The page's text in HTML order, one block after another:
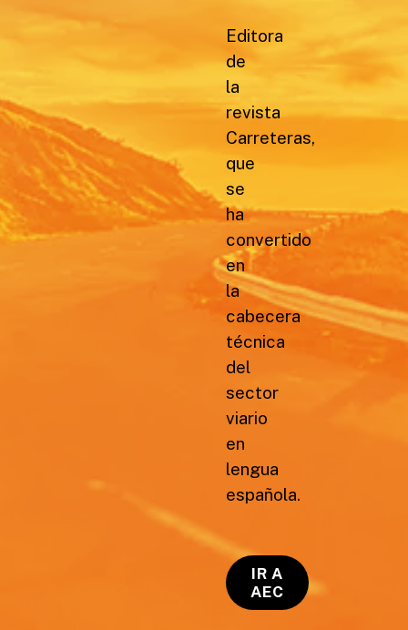
Editora
de
la
revista
Carreteras,
que
se
ha
convertido
en
la
cabecera
técnica
del
sector
viario
en
lengua
española.
IR A
AEC